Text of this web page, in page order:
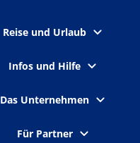
Reise und Urlaub
Infos und Hilfe
Das Unternehmen
Für Partner